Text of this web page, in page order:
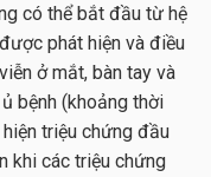
có thể bắt đầu từ hệ
phát hiện và điều
ở mắt, bàn tay và
bệnh (khoảng thời
triệu chứng đầu
khi các triệu chứng